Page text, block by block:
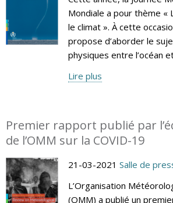
Mondiale a pour thème «
le climat ». À cette
propose d’aborder le
physiques entre l’océan
Lire plus
Premier rapport publié par
de l’OMM sur la COVID-19
21-03-2021 Salle de
L’Organisation
(OMM) a publié un